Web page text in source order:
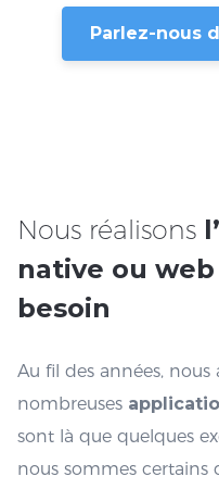
Parlez-nous
Nous réalisons
native ou
besoin
Au fil des années,
nombreuses
sont là que quelques
nous sommes certains